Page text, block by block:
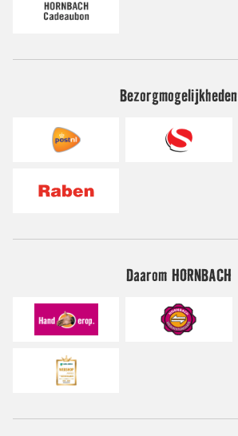
Bezorgmogelijkheden
Daarom HORNBACH